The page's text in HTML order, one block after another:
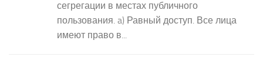
сегрегации в местах публичного
пользования. a) Равный доступ. Все лица
имеют право в...